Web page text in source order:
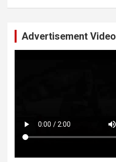
Advertisement Video